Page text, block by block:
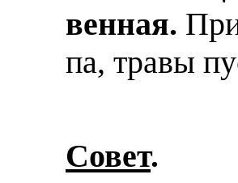
вен­ная.
па, тра­вы
Совет.